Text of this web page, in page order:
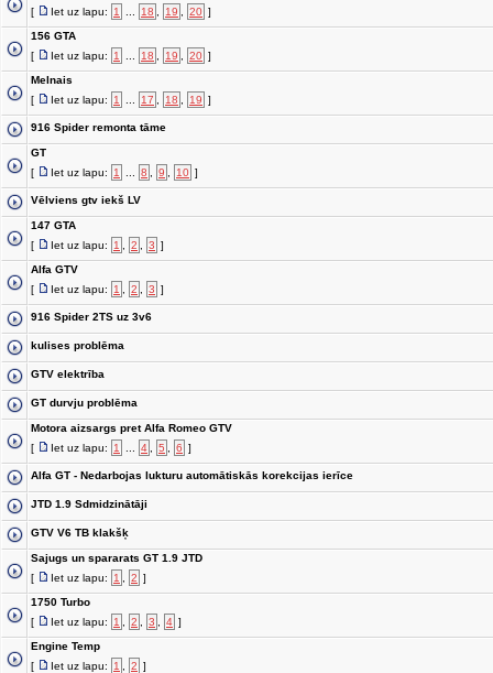
[
Iet uz lapu: 1 18 19 20 ]
156 GTA
[
Iet uz lapu: 1 18 19 20 ]
Melnais
[
Iet uz lapu: 1 17 18 19 ]
916 Spider remonta tāme
GT
[
Iet uz lapu: 1 8 9 10 ]
Vēlviens gtv iekš LV
147 GTA
[
Iet uz lapu: 1 2 3 ]
Alfa GTV
[
Iet uz lapu: 1 2 3 ]
916 Spider 2TS uz 3v6
kulises problēma
GTV elektrība
GT durvju problēma
Motora aizsargs pret Alfa Romeo GTV
[
Iet uz lapu: 1 4 5 6 ]
Alfa GT - Nedarbojas lukturu automātiskās korekcijas ierīce
JTD 1.9 Sdmidzinātāji
GTV V6 TB klakšķ
Sajugs un spararats GT 1.9 JTD
[
Iet uz lapu: 1 2 ]
1750 Turbo
[
Iet uz lapu: 1 2 3 4 ]
Engine Temp
[
Iet uz lapu: 1 2 ]